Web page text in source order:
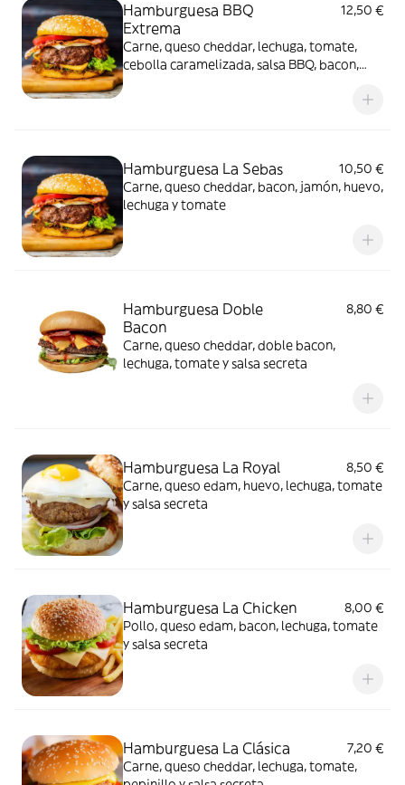
Hamburguesa BBQ
Extrema
12,50 €
Carne, queso cheddar, lechuga, tomate,
cebolla caramelizada, salsa BBQ, bacon,
Hamburguesa La Sebas
10,50 €
Carne, queso cheddar, bacon, jamón, huevo,
lechuga y tomate
Hamburguesa Doble
Bacon
8,80 €
Carne, queso cheddar, doble bacon,
lechuga, tomate y salsa secreta
Hamburguesa La Royal
8,50 €
Carne, queso edam, huevo, lechuga, tomate
y salsa secreta
Hamburguesa La Chicken
8,00 €
Pollo, queso edam, bacon, lechuga, tomate
y salsa secreta
Hamburguesa La Clásica
7,20 €
Carne, queso cheddar, lechuga, tomate,